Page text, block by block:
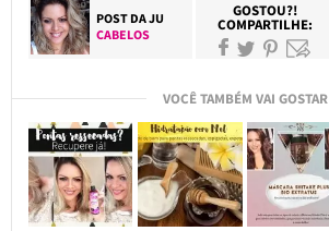
POST DAJU
CABELOS
GOSTOU?!
COMPARTILHE:
VOCÊ TAMBÉM VAI GOSTAR